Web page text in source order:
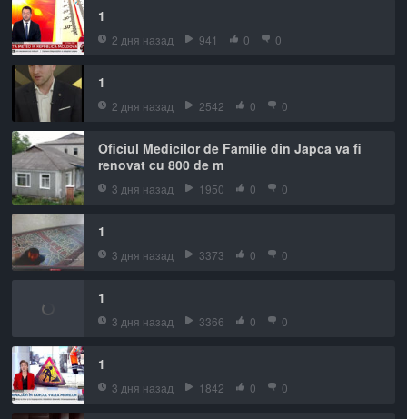
1
2 дня назад 941 0 0
1
2 дня назад 2542 0 0
Oficiul Medicilor de Familie din Japca va fi
renovat cu 800 de m
3 дня назад 1950 0 0
1
3 дня назад 3373 0 0
1
3 дня назад 3366 0 0
1
3 дня назад 1842 0 0